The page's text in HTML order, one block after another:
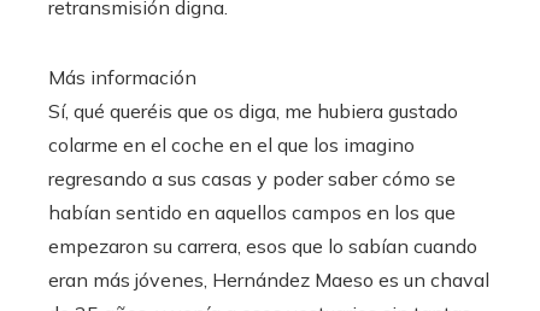
retransmisión digna.
Más información
Sí, qué queréis que os diga, me hubiera gustado
colarme en el coche en el que los imagino
regresando a sus casas y poder saber cómo se
habían sentido en aquellos campos en los que
empezaron su carrera, esos que lo sabían cuando
eran más jóvenes, Hernández Maeso es un chaval